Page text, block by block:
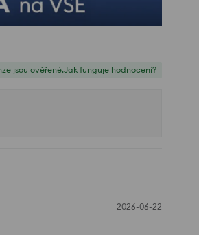
jsou ověřené.Jak funguje hodnocení?
2026-06-22